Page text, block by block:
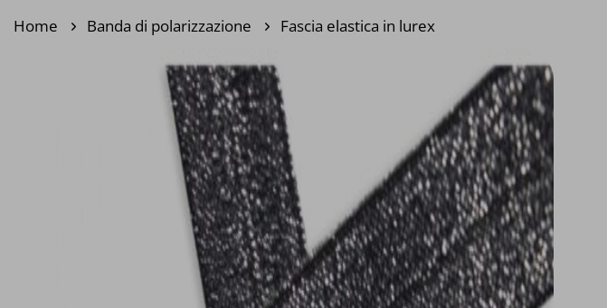
Home Banda di polarizzazione Fascia elastica in lurex